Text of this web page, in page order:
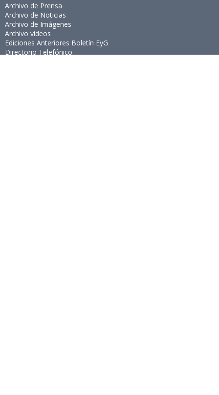
Archivo de Prensa
Archivo de Noticias
Archivo de Imágenes
Archivo videos
Ediciones Anteriores Boletín EyG
Directorio Telefónico